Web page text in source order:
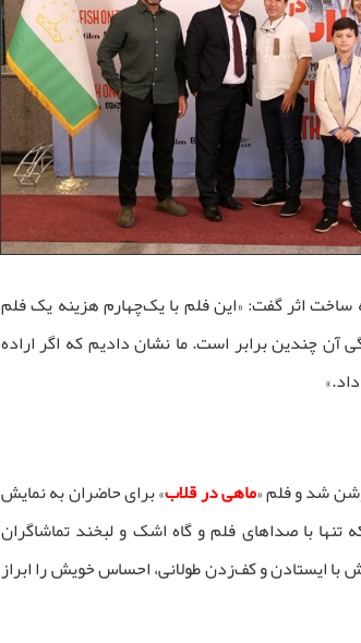
ساخت اثر گفت: «این فلم با یک‌چهارم هزینه یک فلم
آن چندین برابر است. ما نشان دادیم که اگر اراده
شد و فلم «ماهی در قلاب» برای حاضران به نمایش
تنها با صداهای فلم و گاه اشک و لبخند تماشاگران
با ایستادن و کف‌زدن طولانی، احساس خویش را ابراز